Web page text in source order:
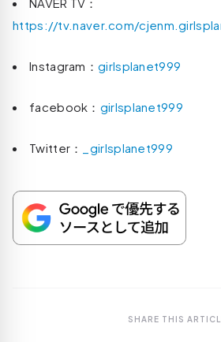
https://tv.naver.com/
Instagram： girlsplanet999
facebook： girlsplanet999
Twitter： _girlsplanet999
SHARE THIS